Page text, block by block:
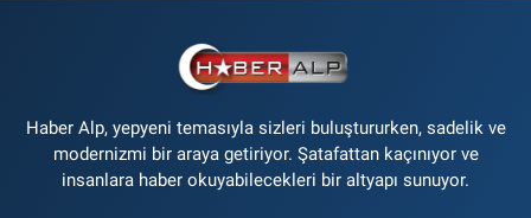
Haber Alp, yepyeni temasıyla sizleri buluştururken, sadelik ve
modernizmi bir araya getiriyor. Şatafattan kaçınıyor ve
insanlara haber okuyabilecekleri bir altyapı sunuyor.